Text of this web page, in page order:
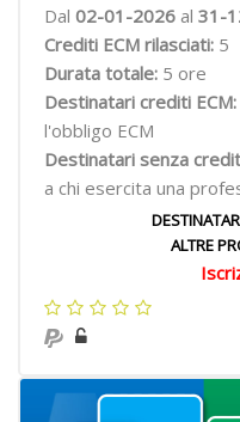
Dal 02-01-2026 al 31-
Crediti ECM rilasciati: 5
Durata totale: 5 ore
Destinatari crediti ECM:
l'obbligo ECM
Destinatari senza
a chi esercita una
ALTRE